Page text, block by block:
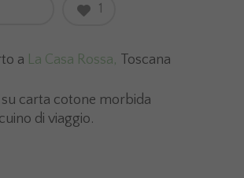
1
a La Casa Rossa, Toscana
carta cotone morbida
di viaggio.